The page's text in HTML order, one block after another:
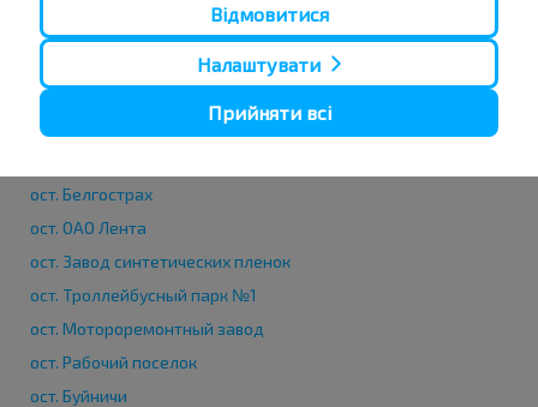
Автовокзал, ул. Ленинская 93
ост. площадь Орджоникидзе
ост. Універмаг Центральний
ост. Кинотеатр Чырвоная Зорка
ост. Белгострах
ост. ОАО Лента
ост. Завод синтетических пленок
ост. Троллейбусный парк №1
ост. Мотороремонтный завод
ост. Рабочий поселок
ост. Буйничи
Відмовитися
Налаштувати
Прийняти всі